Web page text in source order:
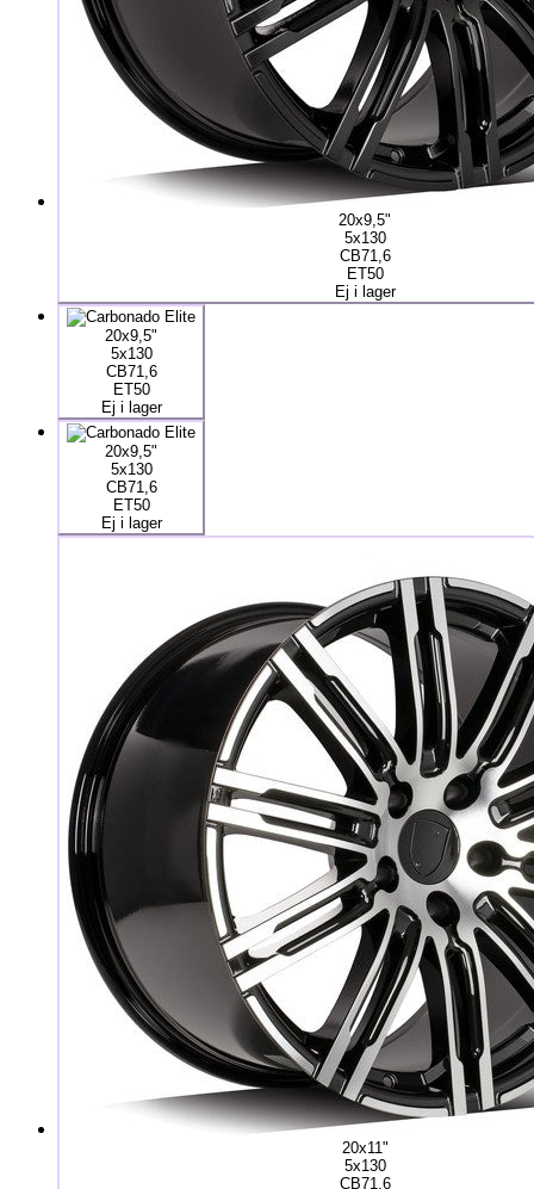
20x9,5"
5x130
CB71,6
ET50
Ej i lager
20x9,5"
5x130
CB71,6
ET50
Ej i lager
20x9,5"
5x130
CB71,6
ET50
Ej i lager
20x11"
5x130
CB71,6